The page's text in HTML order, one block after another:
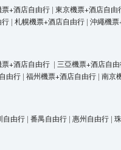
票+酒店自由行 | 東京機票+酒店自由
行 | 札幌機票+酒店自由行 | 沖繩機
票+酒店自由行 | 三亞機票+酒店自
由行 | 福州機票+酒店自由行 | 南京
自由行 | 番禺自由行 | 惠州自由行 |